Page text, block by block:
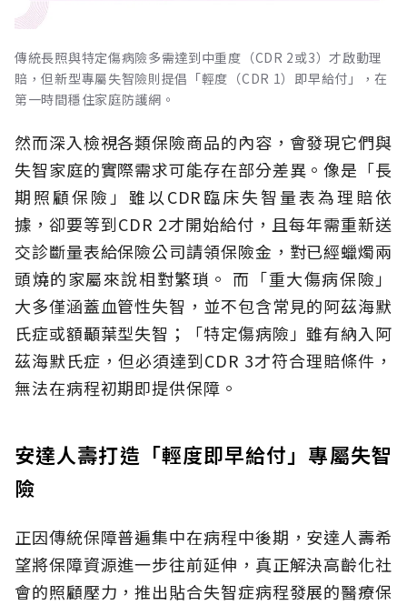
傳統長照與特定傷病險多需達到中重度（CDR 2或3）才啟動理
賠，但新型專屬失智險則提倡「輕度（CDR 1）即早給付」，在
第一時間穩住家庭防護網。
然而深入檢視各類保險商品的內容，會發現它們與
失智家庭的實際需求可能存在部分差異。像是「長
期照顧保險」雖以CDR臨床失智量表為理賠依
據，卻要等到CDR 2才開始給付，且每年需重新送
交診斷量表給保險公司請領保險金，對已經蠟燭兩
頭燒的家屬來說相對繁瑣。 而「重大傷病保險」
大多僅涵蓋血管性失智，並不包含常見的阿茲海默
氏症或額顳葉型失智；「特定傷病險」雖有納入阿
茲海默氏症，但必須達到CDR 3才符合理賠條件，
無法在病程初期即提供保障。
安達人壽打造「輕度即早給付」專屬失智
險
正因傳統保障普遍集中在病程中後期，安達人壽希
望將保障資源進一步往前延伸，真正解決高齡化社
會的照顧壓力，推出貼合失智症病程發展的醫療保